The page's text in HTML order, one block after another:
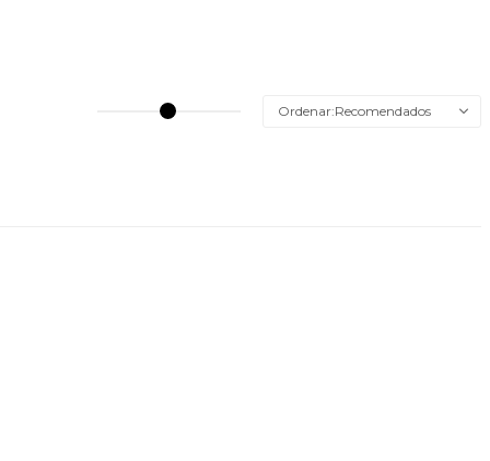
Recomendados